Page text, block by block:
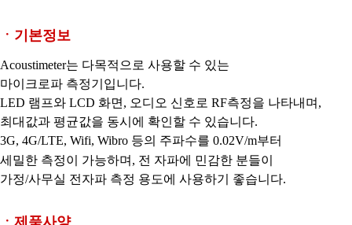
ㆍ기본정보
Acoustimeter는 다목적으로 사용할 수 있는
마이크로파 측정기입니다.
LED 램프와 LCD 화면, 오디오 신호로 RF측정을 나타내며,
최대값과 평균값을 동시에 확인할 수 있습니다.
3G, 4G/LTE, Wifi, Wibro 등의 주파수를 0.02V/m부터
세밀한 측정이 가능하며, 전 자파에 민감한 분들이
가정/사무실 전자파 측정 용도에 사용하기 좋습니다.
ㆍ제품사양